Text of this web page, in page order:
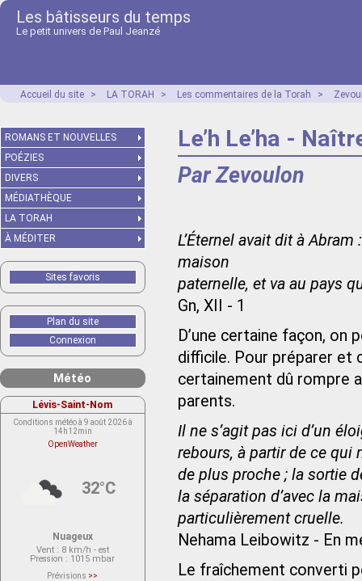
Les bâtisseurs du temps
Le petit univers de Paul Jeanzé
Accueil du site > LA TORAH > Les commentaires de la Torah >
Le’h Le’ha -
Par Zevoulon
L’Éternel avait dit à
maison
paternelle, et va au pays
Gn, XII - 1
D’une certaine façon, on
difficile. Pour préparer et
certainement dû rompre
parents.
Il ne s’agit pas ici d’un
rebours, à partir de ce qui
de plus proche ; la sortie
la séparation d’avec la
particulièrement cruelle.
Nehama Leibowitz - En
Le fraîchement converti
ROMANS ET NOUVELLES
POÉZIES
DIVERS
MÉDIATHÈQUE
LA TORAH
À MÉDITER
Sites favoris
Plan du site
Connexion
Météo
Lévis-Saint-Nom
Conditions météo à 9 août 2026 à
14h12min
OpenWeather
32°C
Nuageux
Vent : 8 km/h - est
Pression : 1015 mbar
Prévisions >>